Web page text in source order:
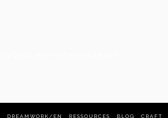
DREAMWORK/EN RESSOURCES BLOG CRAFT